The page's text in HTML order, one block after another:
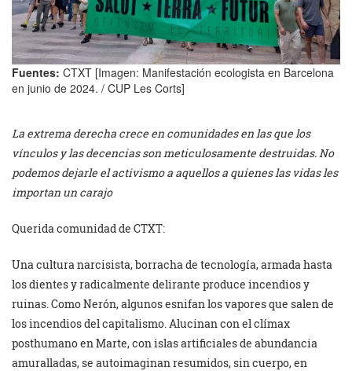
Fuentes: CTXT [Imagen: Manifestación ecologista en Barcelona
en junio de 2024. / CUP Les Corts]
La extrema derecha crece en comunidades en las que los
vínculos y las decencias son meticulosamente destruidas. No
podemos dejarle el activismo a aquellos a quienes las vidas les
importan un carajo
Querida comunidad de CTXT:
Una cultura narcisista, borracha de tecnología, armada hasta
los dientes y radicalmente delirante produce incendios y
ruinas. Como Nerón, algunos esnifan los vapores que salen de
los incendios del capitalismo. Alucinan con el clímax
posthumano en Marte, con islas artificiales de abundancia
amuralladas, se autoimaginan resumidos, sin cuerpo, en